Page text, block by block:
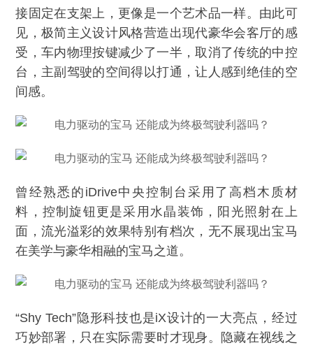
接固定在支架上，更像是一个艺术品一样。由此可
见，极简主义设计风格营造出现代豪华会客厅的感
受，车内物理按键减少了一半，取消了传统的中控
台，主副驾驶的空间得以打通，让人感到绝佳的空
间感。
曾经熟悉的iDrive中央控制台采用了高档木质材
料，控制旋钮更是采用水晶装饰，阳光照射在上
面，流光溢彩的效果特别有档次，无不展现出宝马
在美学与豪华相融的宝马之道。
“Shy Tech”隐形科技也是iX设计的一大亮点，经过
巧妙部署，只在实际需要时才现身。隐藏在视线之